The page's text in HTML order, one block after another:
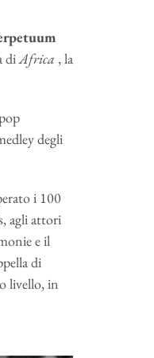
diAfrica , la
degli
i 100
agli attori
e il
di
livello, in